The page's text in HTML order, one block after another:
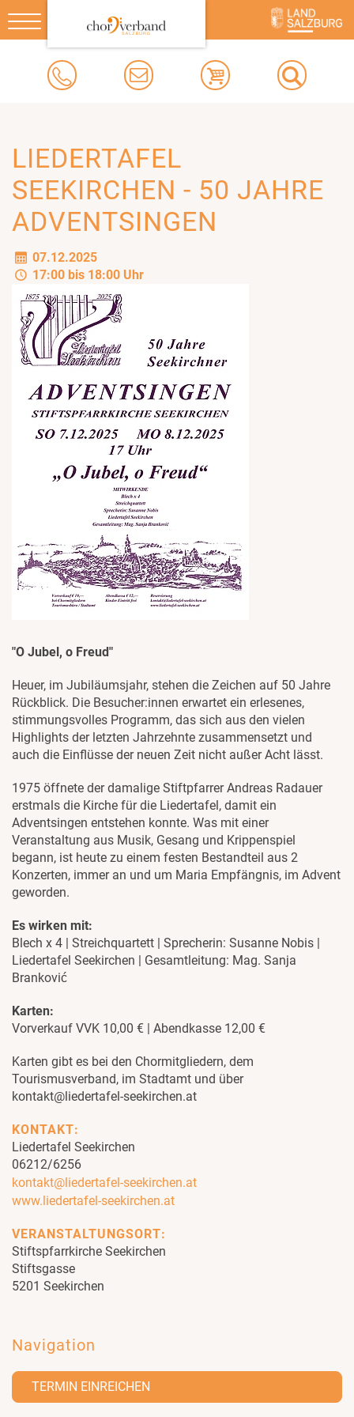
Toggle
navigation
LIEDERTAFEL
SEEKIRCHEN - 50 JAHRE
ADVENTSINGEN
07.12.2025
17:00 bis 18:00 Uhr
"O Jubel, o Freud"
Heuer, im Jubiläumsjahr, stehen die Zeichen auf 50 Jahre
Rückblick. Die Besucher:innen erwartet ein erlesenes,
stimmungsvolles Programm, das sich aus den vielen
Highlights der letzten Jahrzehnte zusammensetzt und
auch die Einflüsse der neuen Zeit nicht außer Acht lässt.
1975 öffnete der damalige Stiftpfarrer Andreas Radauer
erstmals die Kirche für die Liedertafel, damit ein
Adventsingen entstehen konnte. Was mit einer
Veranstaltung aus Musik, Gesang und Krippenspiel
begann, ist heute zu einem festen Bestandteil aus 2
Konzerten, immer an und um Maria Empfängnis, im Advent
geworden.
Es wirken mit:
Blech x 4 | Streichquartett | Sprecherin: Susanne Nobis |
Liedertafel Seekirchen | Gesamtleitung: Mag. Sanja
Branković
Karten:
Vorverkauf VVK 10,00 € | Abendkasse 12,00 €
Karten gibt es bei den Chormitgliedern, dem
Tourismusverband, im Stadtamt und über
kontakt@liedertafel-seekirchen.at
KONTAKT:
Liedertafel Seekirchen
06212/6256
kontakt@liedertafel-seekirchen.at
www.liedertafel-seekirchen.at
VERANSTALTUNGSORT:
Stiftspfarrkirche Seekirchen
Stiftsgasse
5201 Seekirchen
Navigation
TERMIN EINREICHEN